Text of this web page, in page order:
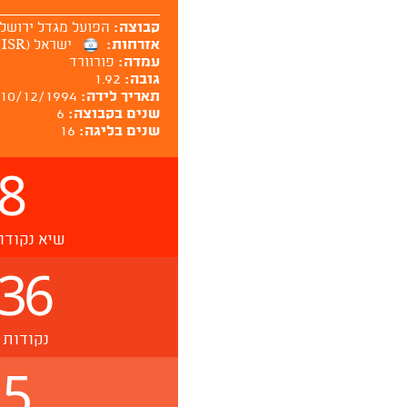
קבוצה: הפועל מגדל
אזרחות:
ישראל (ISR)
עמדה: פורוורד
גובה: 1.92
תאריך לידה: 10/12/1994
שנים בקבוצה: 6
שנים בליגה: 16
שיא